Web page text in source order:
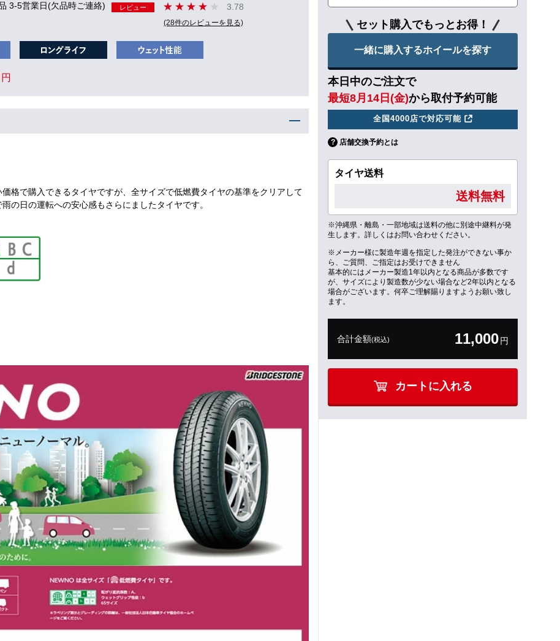
3-5営業日(欠品時ご連絡) レビュー 3.78
(28件のレビューを見る)
円
格で購入できるタイヤですが、全サイズで低燃費タイヤの基準をクリアして
の日の運転への安心感もさらにましたタイヤです。
セット購入でもっとお得！
一緒に購入するホイールを探す
本日中のご注文で
最短8月14日(金)から取付予約可能
全国4000店で対応可能
店舗交換予約とは
タイヤ送料
送料無料
※沖縄県・離島・一部地域は送料の他に別途中継料が発
生します。詳しくはお問い合わせください。
※メーカー様に製造年週を指定した発注ができない事か
ら、ご質問、ご指定はお受けできません
基本的にはメーカー製造1年以内となる商品が多数です
が、サイズにより製造数が少ない場合など2年以内となる
場合がございます。何卒ご理解賜りますようお願い致し
ます。
合計金額(税込) 11,000円
カートに入れる